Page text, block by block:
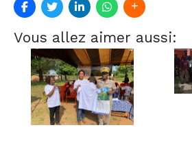
Vous allez aimer aussi: